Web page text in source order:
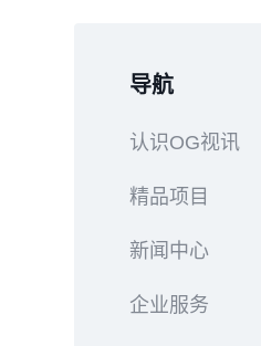
导航
认识OG视讯
精品项目
新闻中心
企业服务